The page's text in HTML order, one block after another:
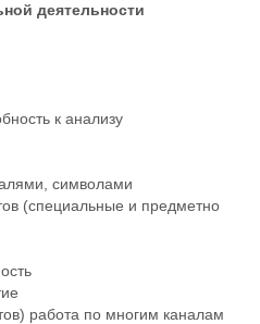
деятельности
к анализу
символами
(специальные и предметно
работа по многим каналам